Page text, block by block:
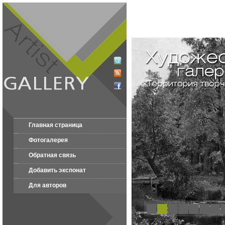
Главная страница
Фотогалерея
Обратная связь
Добавить экспонат
Для авторов